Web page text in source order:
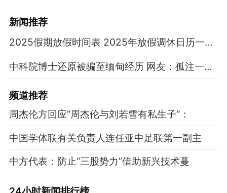
新闻推荐
2025假期放假时间表 2025年放假调休日历一览表
中科院博士还原被骗至缅甸经历 网友：孤注一掷现实版
频道推荐
周杰伦方回应“周杰伦与刘若雪有私生子”：
中国学体联有关负责人连任亚中足联第一副主
中方代表：防止“三股势力”借助新兴技术蔓